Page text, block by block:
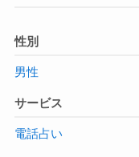
性別
男性
サービス
電話占い